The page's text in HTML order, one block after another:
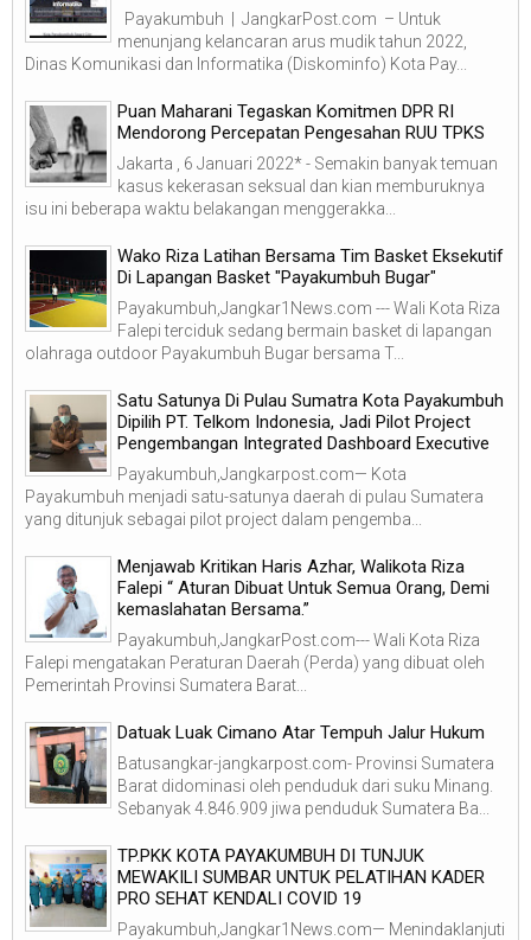
Payakumbuh | JangkarPost.com – Untuk
menunjang kelancaran arus mudik tahun 2022,
Dinas Komunikasi dan Informatika (Diskominfo) Kota Pay...
Puan Maharani Tegaskan Komitmen DPR RI
Mendorong Percepatan Pengesahan RUU TPKS
Jakarta , 6 Januari 2022* - Semakin banyak temuan
kasus kekerasan seksual dan kian memburuknya
isu ini beberapa waktu belakangan menggerakka...
Wako Riza Latihan Bersama Tim Basket Eksekutif
Di Lapangan Basket "Payakumbuh Bugar"
Payakumbuh,Jangkar1News.com --- Wali Kota Riza
Falepi terciduk sedang bermain basket di lapangan
olahraga outdoor Payakumbuh Bugar bersama T...
Satu Satunya Di Pulau Sumatra Kota Payakumbuh
Dipilih PT. Telkom Indonesia, Jadi Pilot Project
Pengembangan Integrated Dashboard Executive
Payakumbuh,Jangkarpost.com— Kota
Payakumbuh menjadi satu-satunya daerah di pulau Sumatera
yang ditunjuk sebagai pilot project dalam pengemba...
Menjawab Kritikan Haris Azhar, Walikota Riza
Falepi “ Aturan Dibuat Untuk Semua Orang, Demi
kemaslahatan Bersama.”
Payakumbuh,JangkarPost.com--- Wali Kota Riza
Falepi mengatakan Peraturan Daerah (Perda) yang dibuat oleh
Pemerintah Provinsi Sumatera Barat...
Datuak Luak Cimano Atar Tempuh Jalur Hukum
Batusangkar-jangkarpost.com- Provinsi Sumatera
Barat didominasi oleh penduduk dari suku Minang.
Sebanyak 4.846.909 jiwa penduduk Sumatera Ba...
TP.PKK KOTA PAYAKUMBUH DI TUNJUK
MEWAKILI SUMBAR UNTUK PELATIHAN KADER
PRO SEHAT KENDALI COVID 19
Payakumbuh,Jangkar1News.com— Menindaklanjuti